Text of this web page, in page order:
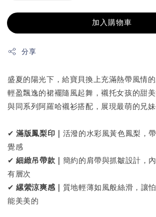
加入購物車
分享
盛夏的陽光下，給寶貝換上充滿熱帶風情的
輕盈飄逸的裙襬隨風起舞，襯托女孩的甜美
與同系列阿羅哈襯衫搭配，展現最萌的兄妹
✔滿版鳳梨印｜ 活潑的水彩風黃色鳳梨，
覺感
✔細緻吊帶款｜ 簡約的肩帶與抓皺設計，
有層次
✔縲縈涼爽感｜ 質地輕薄如風般絲滑，讓
能美美的